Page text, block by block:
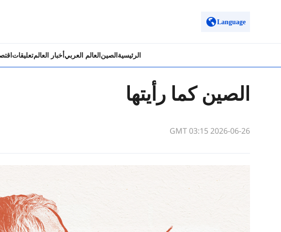
Language
الرئيسية الصين العالم العربي أخبار العالمتعليقات
الصين كما رأيتها
GMT 03:15 2026-06-26